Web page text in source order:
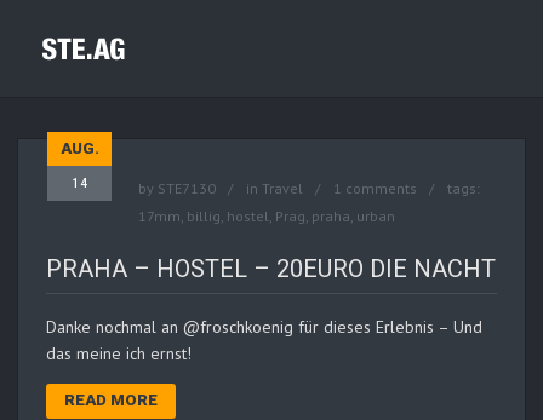
AUG.
14 by STE7130 in Travel 1 comments
tags:
17mm, billig, hostel, Prag, praha, urban
PRAHA – HOSTEL – 20EURO DIE NACHT
Danke nochmal an @froschkoenig für dieses Erlebnis – Und
das meine ich ernst!
READ MORE